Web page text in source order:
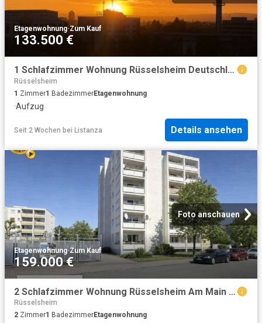
Etagenwohnung·Zum Kauf
133.500 €
1 Schlafzimmer Wohnung Rüsselsheim Deutschland 104473098
Rüsselsheim
1 Zimmer1 BadezimmerEtagenwohnung
·Aufzug
Seit 2 Wochen bei Listanza Details ansehen
Foto anschauen
Etagenwohnung·Zum Kauf
159.000 €
2 Schlafzimmer Wohnung Rüsselsheim Am Main Deutschland 102087119
Rüsselsheim
2 Zimmer1 BadezimmerEtagenwohnung